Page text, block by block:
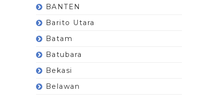
BANTEN
Barito Utara
Batam
Batubara
Bekasi
Belawan